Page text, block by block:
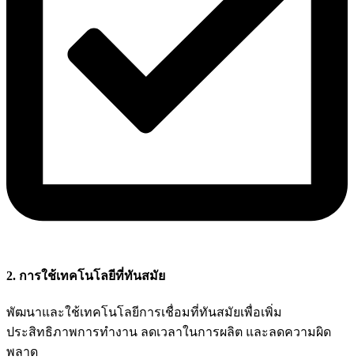
2. การใช้เทคโนโลยีที่ทันสมัย
พัฒนาและใช้เทคโนโลยีการเชื่อมที่ทันสมัยเพื่อเพิ่ม
ประสิทธิภาพการทำงาน ลดเวลาในการผลิต และลดความผิด
พลาด